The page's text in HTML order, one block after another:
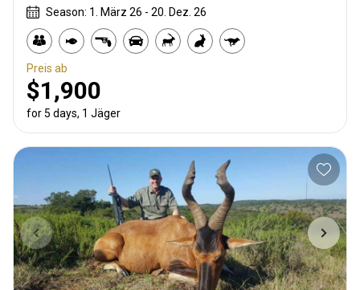
Season: 1. März 26 - 20. Dez. 26
Preis ab
$1,900
for 5 days, 1 Jäger